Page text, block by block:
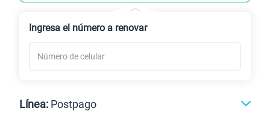
Ingresa el número a renovar
Línea: Postpago